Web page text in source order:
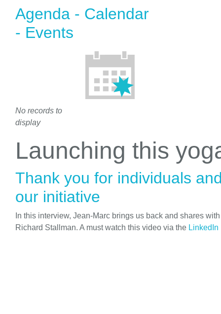
Agenda - Calendar
- Events
No records to
display
Launching this
Thank you for individuals
our initiative
In this interview, Jean-Marc brings us back and shares
Richard Stallman. A must watch this video via the LinkedIn